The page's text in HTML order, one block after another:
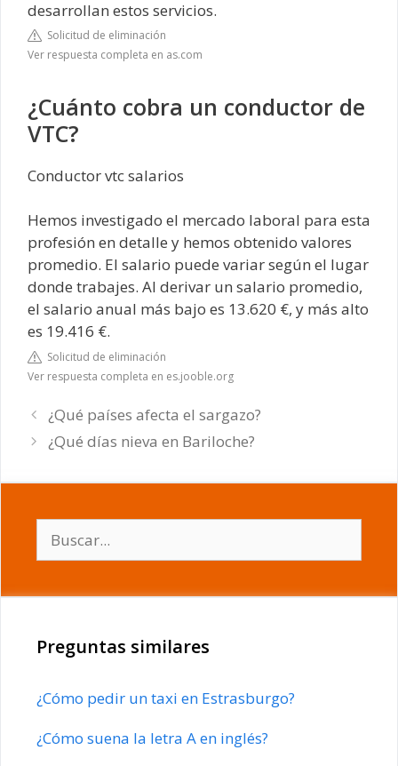
desarrollan estos servicios.
Solicitud de eliminación
Ver respuesta completa en as.com
¿Cuánto cobra un conductor de
VTC?
Conductor vtc salarios
Hemos investigado el mercado laboral para esta
profesión en detalle y hemos obtenido valores
promedio. El salario puede variar según el lugar
donde trabajes. Al derivar un salario promedio,
el salario anual más bajo es 13.620 €, y más alto
es 19.416 €.
Solicitud de eliminación
Ver respuesta completa en es.jooble.org
¿Qué países afecta el sargazo?
¿Qué días nieva en Bariloche?
Preguntas similares
¿Cómo pedir un taxi en Estrasburgo?
¿Cómo suena la letra A en inglés?